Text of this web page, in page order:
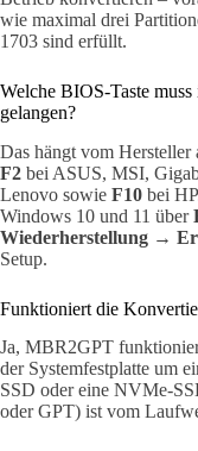
wie maximal drei
1703 sind erfüllt.
Welche BIOS-Taste
gelangen?
Das hängt vom Hersteller
F2 bei ASUS, MSI,
Lenovo sowie F10 bei
Windows 10 und 11 über
Wiederherstellung →
Setup.
Funktioniert die
Ja, MBR2GPT
der Systemfestplatte um
SSD oder eine NVMe-
oder GPT) ist vom